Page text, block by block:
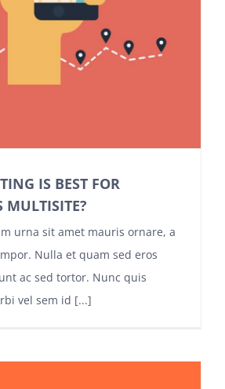
IS BEST FOR
MULTISITE?
urna sit amet mauris ornare, a
Nulla et quam sed eros
ac sed tortor. Nunc quis
vel sem id [...]